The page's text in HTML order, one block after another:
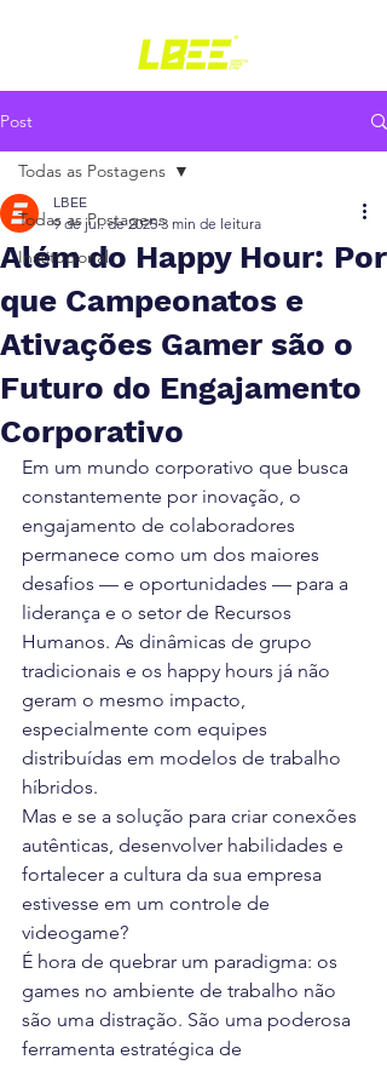
Post
Todas as Postagens
Institucional
Todas as Postagens
Além do Happy Hour: Por
que Campeonatos e
Ativações Gamer são o
Futuro do Engajamento
Corporativo
LBEE
9 de jul. de 2025 3 min de leitura
Em um mundo corporativo que busca
constantemente por inovação, o
engajamento de colaboradores
permanece como um dos maiores
desafios — e oportunidades — para a
liderança e o setor de Recursos
Humanos. As dinâmicas de grupo
tradicionais e os happy hours já não
geram o mesmo impacto,
especialmente com equipes
distribuídas em modelos de trabalho
híbridos.
Mas e se a solução para criar conexões
autênticas, desenvolver habilidades e
fortalecer a cultura da sua empresa
estivesse em um controle de
videogame?
É hora de quebrar um paradigma: os
games no ambiente de trabalho não
são uma distração. São uma poderosa
ferramenta estratégica de